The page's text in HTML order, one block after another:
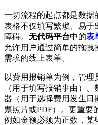
一切流程的起点都是数据
表格不仅填写繁琐、易于
障碍。 无代码平台中的表
允许用户通过简单的拖
需求的线上表单。
以费用报销单为例，管
（用于填写报销事由）
器（用于选择费用发生日
票照片或PDF）。更重要
例如金额必须为正数，某